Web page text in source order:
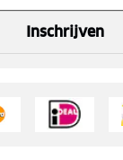
Inschrijven